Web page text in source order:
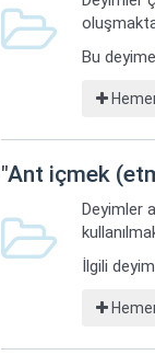
Bu
"Ant içmek
Deyimler
İlgili